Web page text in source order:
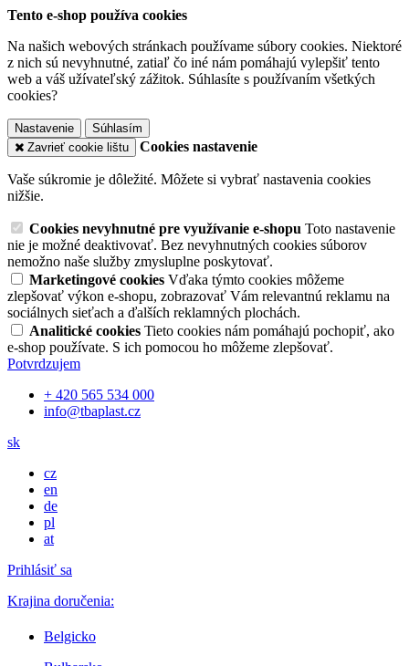
Tento e-shop používa cookies
Na našich webových stránkach používame súbory cookies. Niektoré
z nich sú nevyhnutné, zatiaľ čo iné nám pomáhajú vylepšiť tento
web a váš užívateľský zážitok. Súhlasíte s používaním všetkých
cookies?
Nastavenie
Súhlasím
Zavrieť cookie lištu
Cookies nastavenie
Vaše súkromie je dôležité. Môžete si vybrať nastavenia cookies
nižšie.
Cookies nevyhnutné pre využívanie e-shopu Toto nastavenie
nie je možné deaktivovať. Bez nevyhnutných cookies súborov
nemožno naše služby zmysluplne poskytovať.
Marketingové cookies Vďaka týmto cookies môžeme
zlepšovať výkon e-shopu, zobrazovať Vám relevantnú reklamu na
sociálnych sieťach a ďalších reklamných plochách.
Analitické cookies Tieto cookies nám pomáhajú pochopiť, ako
e-shop používate. S ich pomocou ho môžeme zlepšovať.
Potvrdzujem
+ 420 565 534 000
info@tbaplast.cz
sk
cz
en
de
pl
at
Prihlásiť sa
Krajina doručenia:
Belgicko